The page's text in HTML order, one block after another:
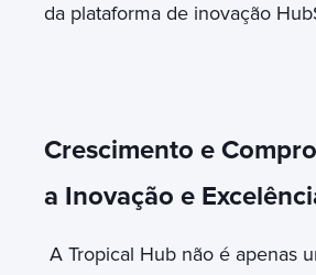
da plataforma de inovação
Crescimento e
a Inovação e
A Tropical Hub não é apenas